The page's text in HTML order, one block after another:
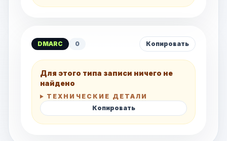
DMARC 0 Копировать
Для этого типа записи ничего не
найдено
ТЕХНИЧЕСКИЕ ДЕТАЛИ
Копировать